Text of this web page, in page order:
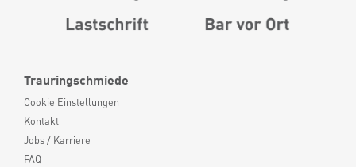
Trauringschmiede
Cookie Einstellungen
Kontakt
Jobs / Karriere
FAQ